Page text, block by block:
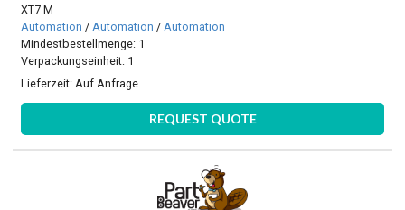
XT7 M
Automation / Automation / Automation
Mindestbestellmenge: 1
Verpackungseinheit: 1
Lieferzeit: Auf Anfrage
REQUEST QUOTE